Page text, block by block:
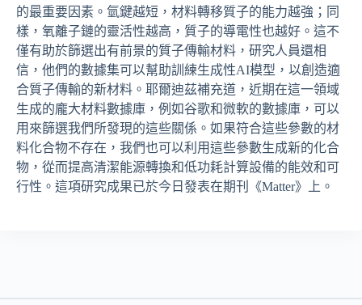
的最重要因素。氫鍵越短，材料轉移質子的能力越強；同
樣，氧離子鏈的靈活性越高，質子的導電性也越好。這不
僅有助於篩選出有前景的質子傳輸材料，研究人員還相
信，他們的數據集可以幫助訓練生成性AI模型，以創造適
合質子傳輸的新材料。耶爾迪茲補充道，近期在這一領域
生成的龐大材料數據庫，例如谷歌和微軟的數據庫，可以
用來篩選我們所發現的這些關係。如果符合這些參數的材
料化合物不存在，我們也可以利用這些參數生成新的化合
物，從而提高清潔能源轉換和低功耗計算設備的能效和可
行性。這項研究成果已於今日發表在期刊《Matter》上。